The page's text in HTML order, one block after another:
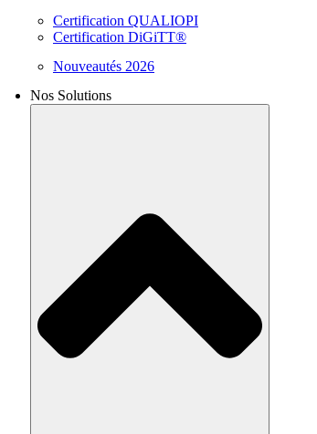
Certification QUALIOPI
Certification DiGiTT®
Nouveautés 2026
Nos Solutions